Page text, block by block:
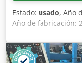
Estado: usado, Año
Año de fabricación:
de entrega:
Crodeynnamepfx
€ En stock: 1